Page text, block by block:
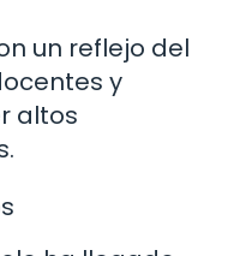
un reflejo del
y
altos